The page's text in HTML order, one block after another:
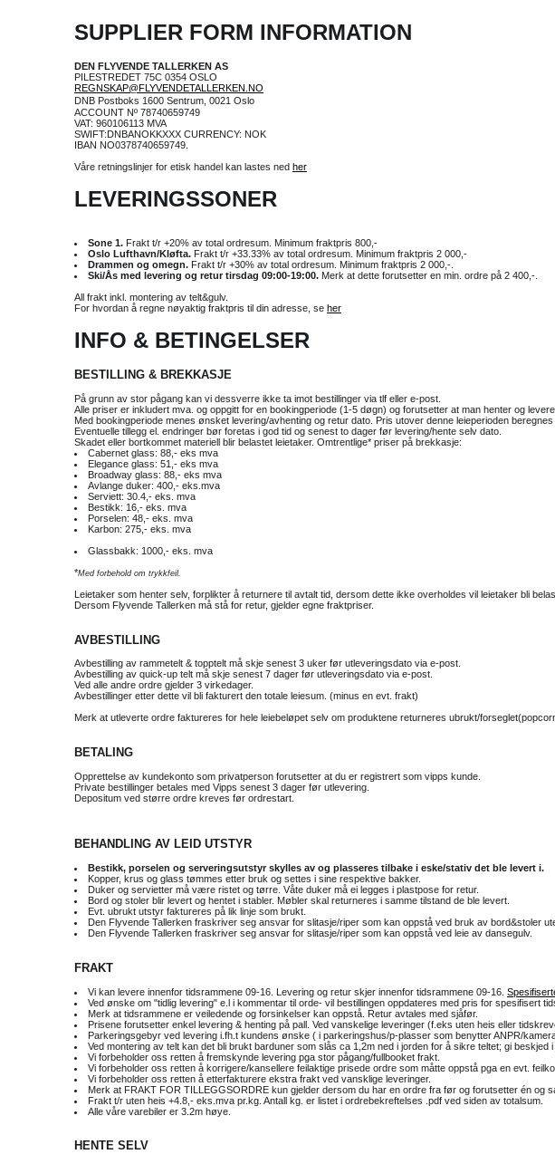
SUPPLIER FORM INFORMATION
DEN FLYVENDE TALLERKEN AS
PILESTREDET 75C 0354 OSLO
REGNSKAP@FLYVENDETALLERKEN.NO
DNB Postboks 1600 Sentrum, 0021 Oslo
ACCOUNT Nº 78740659749
VAT: 960106113 MVA
SWIFT:DNBANOKKXXX CURRENCY: NOK
IBAN NO0378740659749.
Våre retningslinjer for etisk handel kan lastes ned her
LEVERINGSSONER
Sone 1. Frakt t/r +20% av total ordresum. Minimum fraktpris 800,-
Oslo Lufthavn/Kløfta. Frakt t/r +33.33% av total ordresum. Minimum fraktpris 2 000,-
Drammen og omegn. Frakt t/r +30% av total ordresum. Minimum fraktpris 2 000,-.
Ski/Ås med levering og retur tirsdag 09:00-19:00. Merk at dette forutsetter en min. ordre på 2 400,-.
All frakt inkl. montering av telt&gulv.
For hvordan å regne nøyaktig fraktpris til din adresse, se her
INFO & BETINGELSER
BESTILLING & BREKKASJE
På grunn av stor pågang kan vi dessverre ikke ta imot bestillinger via tlf eller e-post.
Alle priser er inkludert mva. og oppgitt for en bookingperiode (1-5 døgn) og forutsetter at man henter og
Med bookingperiode menes ønsket levering/avhenting og retur dato. Pris utover denne leieperioden beregnes
Eventuelle tillegg el. endringer bør foretas i god tid og senest to dager før levering/hente selv dato.
Skadet eller bortkommet materiell blir belastet leietaker. Omtrentlige* priser på brekkasje:
Cabernet glass: 88,- eks mva
Elegance glass: 51,- eks mva
Broadway glass: 88,- eks mva
Avlange duker: 400,- eks.mva
Serviett: 30.4,- eks. mva
Bestikk: 16,- eks. mva
Porselen: 48,- eks. mva
Karbon: 275,- eks. mva
Glassbakk: 1000,- eks. mva
*Med forbehold om trykkfeil.
Leietaker som henter selv, forplikter å returnere til avtalt tid, dersom dette ikke overholdes vil leietaker bli
Dersom Flyvende Tallerken må stå for retur, gjelder egne fraktpriser.
AVBESTILLING
Avbestilling av rammetelt & topptelt må skje senest 3 uker før utleveringsdato via e-post.
Avbestilling av quick-up telt må skje senest 7 dager før utleveringsdato via e-post.
Ved alle andre ordre gjelder 3 virkedager.
Avbestillinger etter dette vil bli fakturert den totale leiesum. (minus en evt. frakt)
Merk at utleverte ordre faktureres for hele leiebeløpet selv om produktene returneres ubrukt/
BETALING
Opprettelse av kundekonto som privatperson forutsetter at du er registrert som vipps kunde.
Private bestillinger betales med Vipps senest 3 dager før utlevering.
Depositum ved større ordre kreves før ordrestart.
BEHANDLING AV LEID UTSTYR
Bestikk, porselen og serveringsutstyr skylles av og plasseres tilbake i eske/stativ det ble levert i.
Kopper, krus og glass tømmes etter bruk og settes i sine respektive bakker.
Duker og servietter må være ristet og tørre. Våte duker må ei legges i plastpose for retur.
Bord og stoler blir levert og hentet i stabler. Møbler skal returneres i samme tilstand de ble levert.
Evt. ubrukt utstyr faktureres på lik linje som brukt.
Den Flyvende Tallerken fraskriver seg ansvar for slitasje/riper som kan oppstå ved bruk av bord&stoler
Den Flyvende Tallerken fraskriver seg ansvar for slitasje/riper som kan oppstå ved leie av dansegulv.
FRAKT
Vi kan levere innenfor tidsrammene 09-16. Levering og retur skjer innenfor tidsrammene 09-16.
Ved ønske om "tidlig levering" e.l i kommentar til orde- vil bestillingen oppdateres med pris for spesifisert
Merk at tidsrammene er veiledende og forsinkelser kan oppstå. Retur avtales med sjåfør.
Prisene forutsetter enkel levering & henting på pall. Ved vanskelige leveringer (f.eks uten heis eller
Parkeringsgebyr ved levering i.fh.t kundens ønske ( i parkeringshus/p-plasser som benytter ANPR/
Ved montering av telt kan det bli brukt barduner som slås ca 1,2m ned i jorden for å sikre teltet; gi beskjed
Vi forbeholder oss retten å fremskynde levering pga stor pågang/fullbooket frakt.
Vi forbeholder oss retten å korrigere/kansellere feilaktige prisede ordre som måtte oppstå pga en evt.
Vi forbeholder oss retten å etterfakturere ekstra frakt ved vansklige leveringer.
Merk at FRAKT FOR TILLEGGSORDRE kun gjelder dersom du har en ordre fra før og forutsetter én og
Frakt t/r uten heis +4.8,- eks.mva pr.kg. Antall kg. er listet i ordrebekreftelses .pdf ved siden av totalsum.
Alle våre varebiler er 3.2m høye.
HENTE SELV